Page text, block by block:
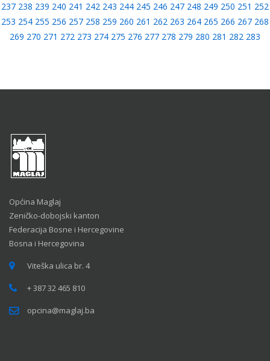
237 238 239 240 241 242 243 244 245 246 247 248 249 250 251 252
253 254 255 256 257 258 259 260 261 262 263 264 265 266 267 268
269 270 271 272 273 274 275 276 277 278 279 280 281 282 283
Općina Maglaj
Zeničko-dobojski kanton
Federacija Bosne i Hercegovine
Bosna i Hercegovina
Viteška ulica br. 4
+ 387 32 465 810
opcina@maglaj.ba